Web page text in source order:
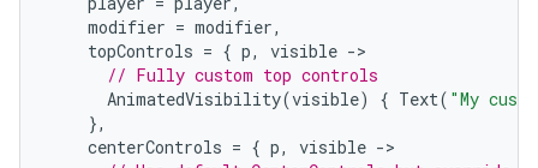
modifier = modifier,
topControls = { p, visible -
// Fully custom top controls
AnimatedVisibility(visible) { Text( "My
},
centerControls = { p, visible -